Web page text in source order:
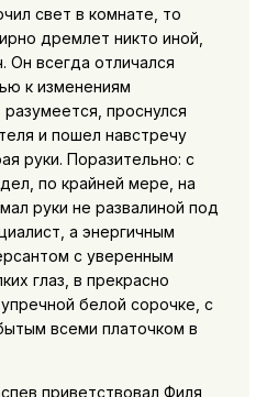
свет в комнате, то
дремлет никто иной,
Он всегда отличался
к изменениям
проснулся
и пошел навстречу
руки. Поразительно: с
по крайней мере, на
руки не развалиной под
а энергичным
с уверенным
глаз, в прекрасно
белой сорочке, с
всеми платочком в
приветствовал Филя